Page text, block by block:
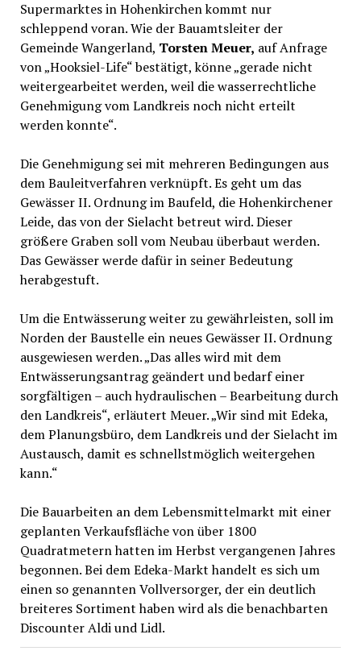
Supermarktes in Hohenkirchen kommt nur
schleppend voran. Wie der Bauamtsleiter der
Gemeinde Wangerland, Torsten Meuer, auf Anfrage
von „Hooksiel-Life“ bestätigt, könne „gerade nicht
weitergearbeitet werden, weil die wasserrechtliche
Genehmigung vom Landkreis noch nicht erteilt
werden konnte“.
Die Genehmigung sei mit mehreren Bedingungen aus
dem Bauleitverfahren verknüpft. Es geht um das
Gewässer II. Ordnung im Baufeld, die Hohenkirchener
Leide, das von der Sielacht betreut wird. Dieser
größere Graben soll vom Neubau überbaut werden.
Das Gewässer werde dafür in seiner Bedeutung
herabgestuft.
Um die Entwässerung weiter zu gewährleisten, soll im
Norden der Baustelle ein neues Gewässer II. Ordnung
ausgewiesen werden. „Das alles wird mit dem
Entwässerungsantrag geändert und bedarf einer
sorgfältigen – auch hydraulischen – Bearbeitung durch
den Landkreis“, erläutert Meuer. „Wir sind mit Edeka,
dem Planungsbüro, dem Landkreis und der Sielacht im
Austausch, damit es schnellstmöglich weitergehen
kann.“
Die Bauarbeiten an dem Lebensmittelmarkt mit einer
geplanten Verkaufsfläche von über 1800
Quadratmetern hatten im Herbst vergangenen Jahres
begonnen. Bei dem Edeka-Markt handelt es sich um
einen so genannten Vollversorger, der ein deutlich
breiteres Sortiment haben wird als die benachbarten
Discounter Aldi und Lidl.